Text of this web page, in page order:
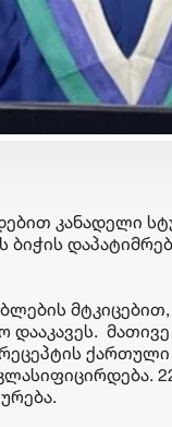
კანადელი
დააკავეს.
ბიზნესი &
საქართველოს
„მცირე
უკვე 30